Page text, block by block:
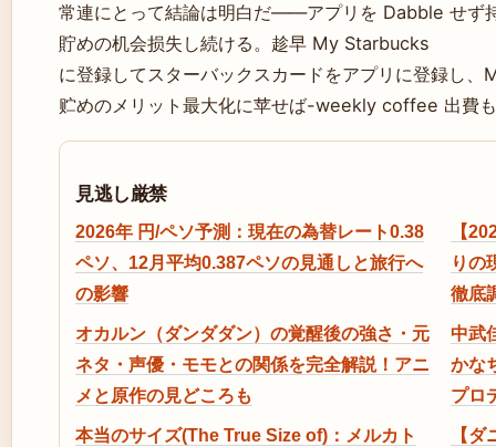
常連にとって結論は明白だ——アプリを Dabble せず
貯めの机会损失し続ける。趁早 My Starbucks
に登録してスターバックスカードをアプリに登録し
贮めのメリット最大化に苹せば-weekly coffee 出費
見逃し厳禁
2026年 円/ペソ予測：現在の為替レート0.38
ペソ、12月平均0.387ペソの見通しと旅行へ
の影響
【
りの
徹底
オカルン（ダンダダン）の覚醒後の強さ・元
ネタ・声優・モモとの関係を完全解説！アニ
メと原作の見どころも
中武
かな
プロ
本当のサイズ(The True Size of)：メルカト
【